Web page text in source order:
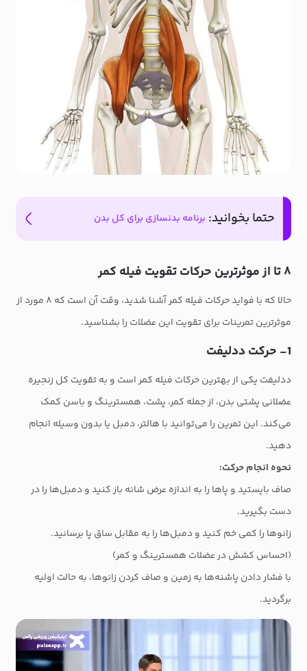
حتما بخوانید: برنامه بدنسازی برای کل بدن
۸ تا از موثرترین حرکات تقویت فیله کمر
حالا که با فواید حرکات فیله کمر آشنا شدید، وقت آن است که ۸ مورد از
موثرترین تمرینات برای تقویت این عضلات را بشناسید.
1- حرکت ددلیفت
ددلیفت یکی از بهترین حرکات فیله کمر است و به تقویت کل زنجیره
عضلانی پشتی بدن، از جمله کمر، پشت، همسترینگ و باسن کمک
می‌کند. این تمرین را می‌توانید با هالتر، دمبل یا بدون وسیله انجام
دهید.
نحوه انجام حرکت:
صاف بایستید و پاها را به اندازه عرض شانه باز کنید و دمبل‌ها را در
دست بگیرید.
زانوها را کمی خم کنید و دمبل‌ها را به مقابل ساق پا برسانید.
(احساس کشش در عضلات همسترینگ و کمر)
با فشار دادن پاشنه‌ها به زمین و صاف کردن زانوها، به حالت اولیه
برگردید.